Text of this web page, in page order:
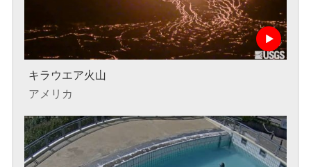
キラウエア火山
アメリカ